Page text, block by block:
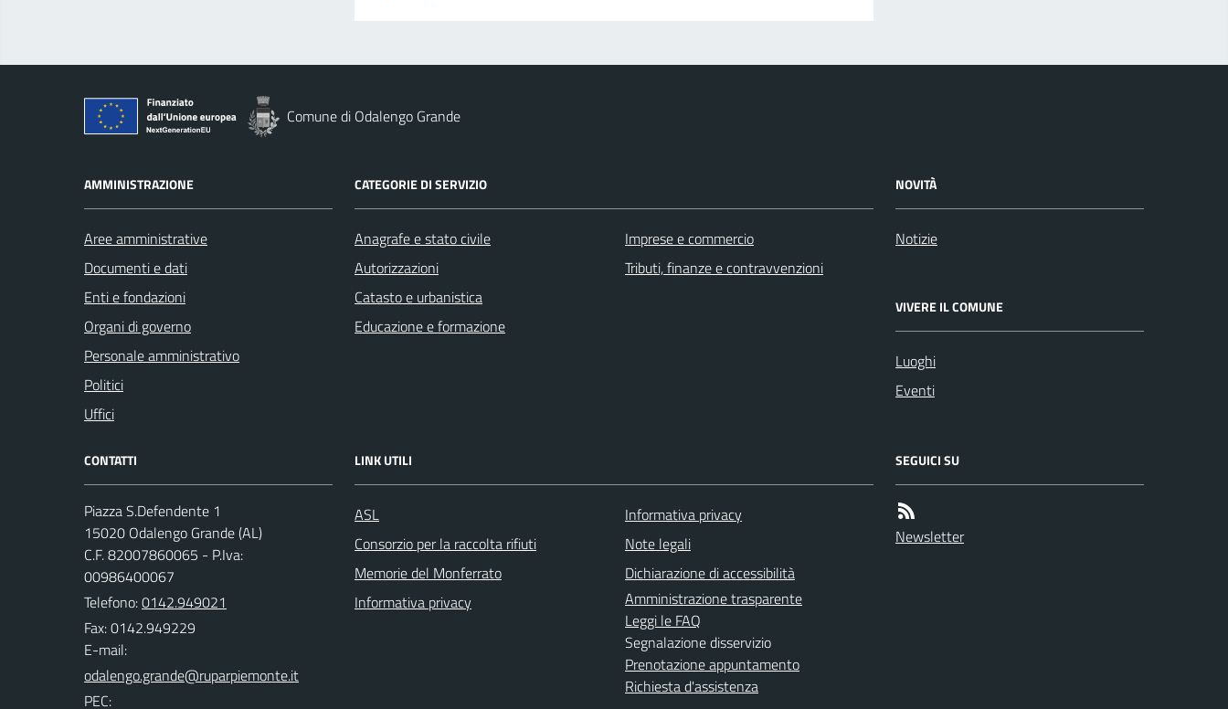
Comune di Odalengo Grande
AMMINISTRAZIONE
Aree amministrative
Documenti e dati
Enti e fondazioni
Organi di governo
Personale amministrativo
Politici
Uffici
CATEGORIE DI SERVIZIO
Anagrafe e stato civile
Autorizzazioni
Catasto e urbanistica
Educazione e formazione
Imprese e commercio
Tributi, finanze e contravvenzioni
NOVITÀ
Notizie
VIVERE IL COMUNE
Luoghi
Eventi
CONTATTI
Piazza S.Defendente 1
15020 Odalengo Grande (AL)
C.F. 82007860065 - P.Iva:
00986400067
Telefono:0142.949021
Fax: 0142.949229
E-mail:
PEC:
LINK UTILI
ASL
Consorzio per la raccolta rifiuti
Memorie del Monferrato
Informativa privacy
Informativa privacy
Note legali
Dichiarazione di accessibilità
Amministrazione trasparente
Leggi le FAQ
Segnalazione disservizio
Prenotazione appuntamento
Richiesta d'assistenza
SEGUICI SU
Newsletter